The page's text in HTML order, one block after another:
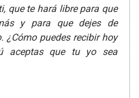
que te hará libre para que
y para que dejes de
¿Cómo puedes recibir hoy
aceptas que tu yo sea